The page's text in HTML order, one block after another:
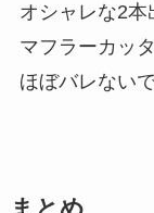
オシャレな2本
マフラーカッ
ほぼバレないで